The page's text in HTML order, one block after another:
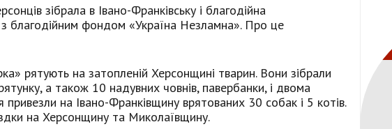
зібрала в Івано-Франківську і благодійна
з благодійним фондом «Україна Незламна». Про це
рятують на затопленій Херсонщині тварин. Вони зібрали
а також 10 надувних човнів, павербанки, і двома
на Івано-Франківщину врятованих 30 собак і 5 котів.
на Херсонщину та Миколаївщину.